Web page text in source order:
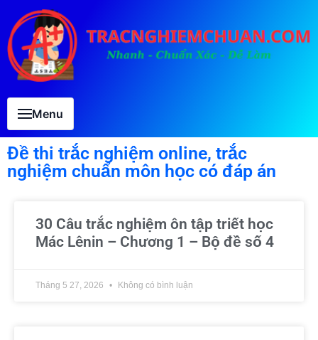
Menu
Đề thi trắc nghiệm online, trắc
nghiệm chuẩn môn học có đáp án
30 Câu trắc nghiệm ôn tập triết học
Mác Lênin – Chương 1 – Bộ đề số 4
Tháng 5 27, 2026 Không có bình luận